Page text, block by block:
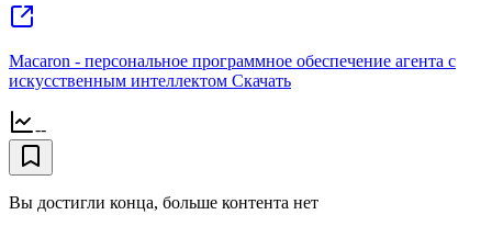
Macaron - персональное программное обеспечение агентa с
искусственным интеллектом Скачать
--
Вы достигли конца, больше контента нет